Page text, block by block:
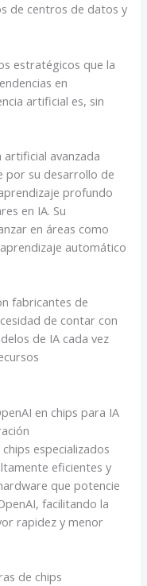
de centros de datos y
estratégicos que la
en
artificial es, sin
artificial avanzada
por su desarrollo de
profundo
en IA. Su
en áreas como
automático
fabricantes de
de contar con
de IA cada vez
en chips para IA
especializados
eficientes y
que potencie
facilitando la
rapidez y menor
de chips